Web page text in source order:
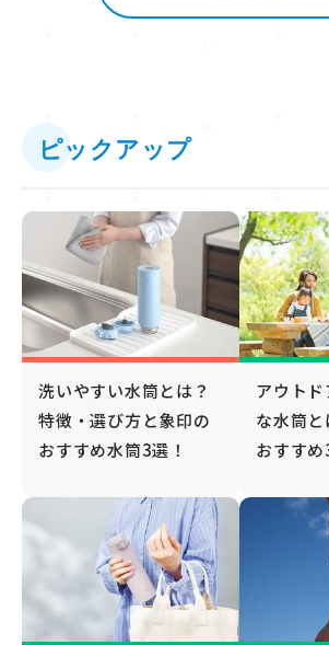
ピックアップ
洗いやすい水筒とは？
特徴・選び方と象印の
おすすめ水筒3選！
アウト
な水筒
おすす